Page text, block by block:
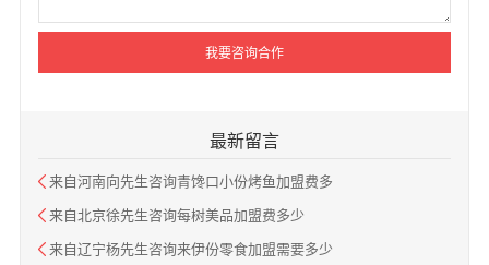
最新留言
来自河南向先生咨询青馋口小份烤鱼加盟费多
来自北京徐先生咨询每树美品加盟费多少
来自辽宁杨先生咨询来伊份零食加盟需要多少